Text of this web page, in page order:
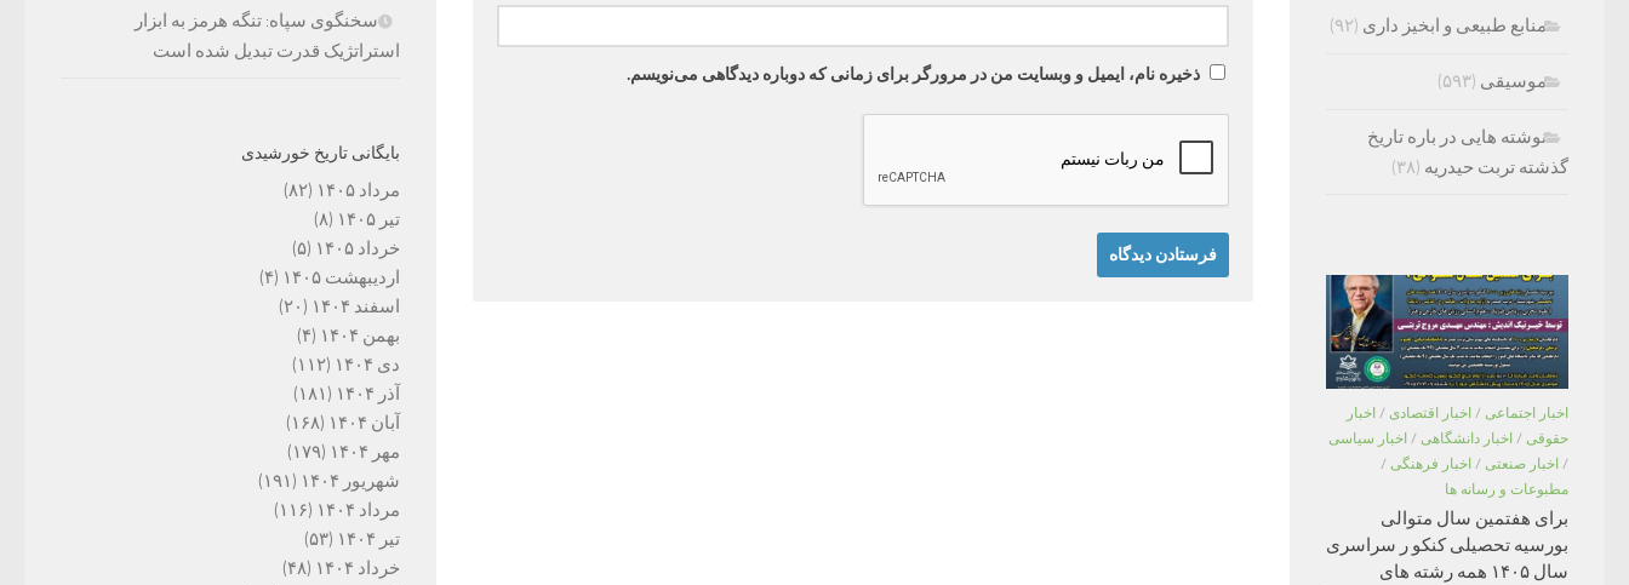
ذخیره نام، ایمیل و وبسایت من در مرورگر برای زمانی که دوباره دیدگاهی می‌نویسم.
سخنگوی سپاه: تنگه هرمز به ابزار
استراتژیک قدرت تبدیل شده است
بایگانی تاریخ خورشیدی
مرداد ۱۴۰۵
(۸۲)
تیر ۱۴۰۵
(۸)
خرداد ۱۴۰۵
(۵)
اردیبهشت ۱۴۰۵
(۴)
اسفند ۱۴۰۴
(۲۰)
بهمن ۱۴۰۴
(۴)
دی ۱۴۰۴
(۱۱۲)
آذر ۱۴۰۴
(۱۸۱)
آبان ۱۴۰۴
(۱۶۸)
مهر ۱۴۰۴
(۱۷۹)
شهریور ۱۴۰۴
(۱۹۱)
مرداد ۱۴۰۴
(۱۱۶)
تیر ۱۴۰۴
(۵۳)
خرداد ۱۴۰۴
(۴۸)
منابع طبیعی و ابخیز داری (۹۲)
موسیقی (۵۹۳)
نوشته هایی در باره تاریخ
گذشته تربت حیدریه (۳۸)
اخبار اجتماعی / اخبار اقتصادی / اخبار
حقوقی / اخبار دانشگاهی / اخبار سیاسی
/ اخبار صنعتی / اخبار فرهنگی /
مطبوعات و رسانه ها
برای هفتمین سال متوالی
بورسیه تحصیلی کنکو ر سراسری
سال ۱۴۰۵ همه رشته های